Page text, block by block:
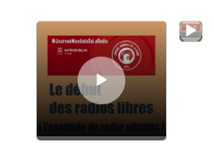
Lecteur audio
Lecteur audio